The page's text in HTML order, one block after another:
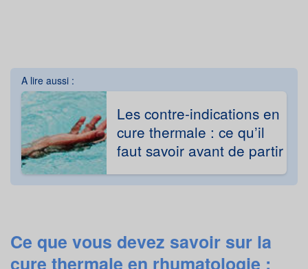
A lire aussi :
Les contre-indications en
cure thermale : ce qu’il
faut savoir avant de partir
Ce que vous devez savoir sur la
cure thermale en rhumatologie :